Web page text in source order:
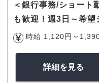
＜銀行事務/ショート
も歓迎！週3日～希望
時給 1,120円～
詳細を見る